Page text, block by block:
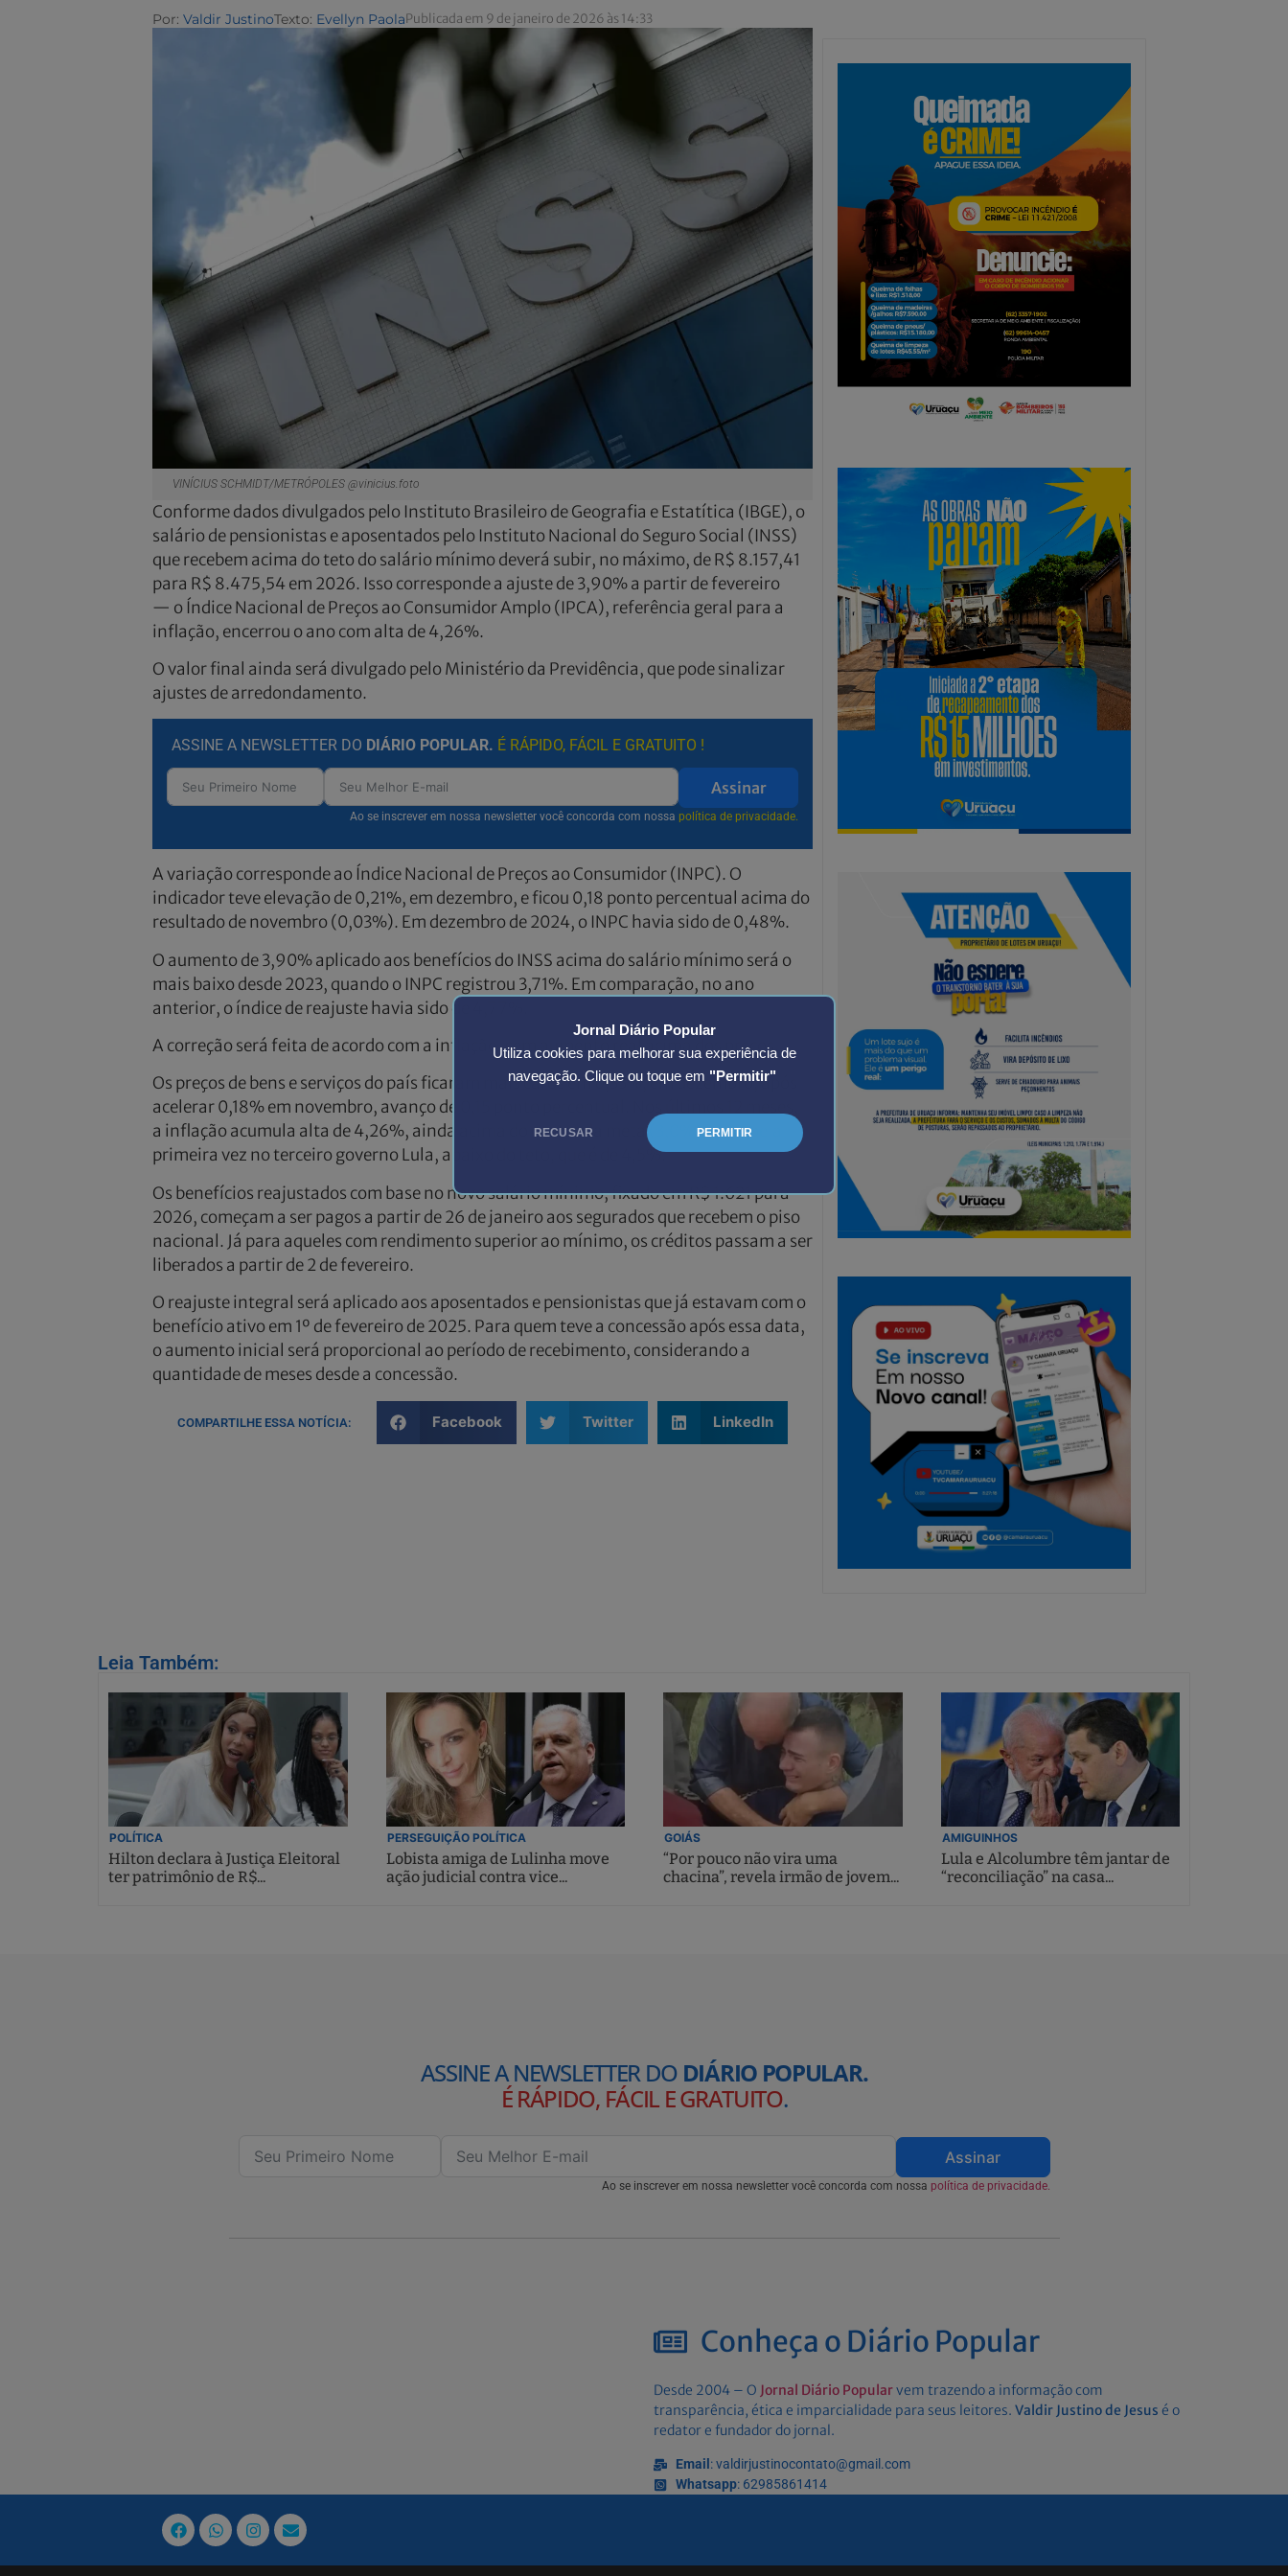
Jornal Diário Popular
Utiliza cookies para melhorar sua experiência de
navegação. Clique ou toque em "Permitir"
RECUSAR PERMITIR
Por: Valdir JustinoTexto: Evellyn PaolaPublicada em 9 de janeiro de 2026 às 14:33
VINÍCIUS SCHMIDT/METRÓPOLES @vinicius.foto
Conforme dados divulgados pelo Instituto Brasileiro de Geografia e Estatítica (IBGE), o
salário de pensionistas e aposentados pelo Instituto Nacional do Seguro Social (INSS)
que recebem acima do teto do salário mínimo deverá subir, no máximo, de R$ 8.157,41
para R$ 8.475,54 em 2026. Isso corresponde a ajuste de 3,90% a partir de fevereiro
— o Índice Nacional de Preços ao Consumidor Amplo (IPCA), referência geral para a
inflação, encerrou o ano com alta de 4,26%.
O valor final ainda será divulgado pelo Ministério da Previdência, que pode sinalizar
ajustes de arredondamento.
ASSINE A NEWSLETTER DO DIÁRIO POPULAR. É RÁPIDO, FÁCIL E GRATUITO !
Assinar
Ao se inscrever em nossa newsletter você concorda com nossa política de privacidade.
A variação corresponde ao Índice Nacional de Preços ao Consumidor (INPC). O
indicador teve elevação de 0,21%, em dezembro, e ficou 0,18 ponto percentual acima do
resultado de novembro (0,03%). Em dezembro de 2024, o INPC havia sido de 0,48%.
O aumento de 3,90% aplicado aos benefícios do INSS acima do salário mínimo será o
mais baixo desde 2023, quando o INPC registrou 3,71%. Em comparação, no ano
anterior, o índice de reajuste havia sido de 4,77%.
A correção será feita de acordo com a inflação, sem aumento real acima dos preços.
Os preços de bens e serviços do país ficaram mais caros em 0,33%, em dezembro, após
acelerar 0,18% em novembro, avanço de 0,15 ponto percentual. Nos últimos 12 meses,
a inflação acumula alta de 4,26%, ainda acima do centro da meta (3,0%), mas, pela
primeira vez no terceiro governo Lula, abaixo do teto, que é de 4,5%.
Os benefícios reajustados com base no novo salário mínimo, fixado em R$ 1.621 para
2026, começam a ser pagos a partir de 26 de janeiro aos segurados que recebem o piso
nacional. Já para aqueles com rendimento superior ao mínimo, os créditos passam a ser
liberados a partir de 2 de fevereiro.
O reajuste integral será aplicado aos aposentados e pensionistas que já estavam com o
benefício ativo em 1º de fevereiro de 2025. Para quem teve a concessão após essa data,
o aumento inicial será proporcional ao período de recebimento, considerando a
quantidade de meses desde a concessão.
COMPARTILHE ESSA NOTÍCIA: Facebook Twitter LinkedIn
Leia Também:
POLÍTICA
Hilton declara à Justiça Eleitoral
ter patrimônio de R$...
PERSEGUIÇÃO POLÍTICA
Lobista amiga de Lulinha move
ação judicial contra vice...
GOIÁS
“Por pouco não vira uma
chacina”, revela irmão de jovem...
AMIGUINHOS
Lula e Alcolumbre têm jantar de
“reconciliação” na casa...
ASSINE A NEWSLETTER DO DIÁRIO POPULAR.
É RÁPIDO, FÁCIL E GRATUITO.
Assinar
Ao se inscrever em nossa newsletter você concorda com nossa política de privacidade.
Conheça o Diário Popular
Desde 2004 – O Jornal Diário Popularvem trazendo a informação com
transparência, ética e imparcialidade para seus leitores. Valdir Justino de Jesus é o
redator e fundador do jornal.
Email : valdirjustinocontato@gmail.com
Whatsapp: 62985861414